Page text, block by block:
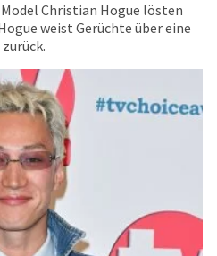
Christian Hogue lösten
weist Gerüchte über eine